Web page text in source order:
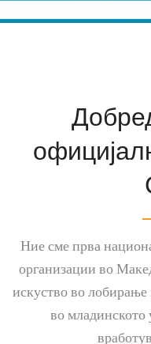
Ние сме прва
организации во
искуство во
во